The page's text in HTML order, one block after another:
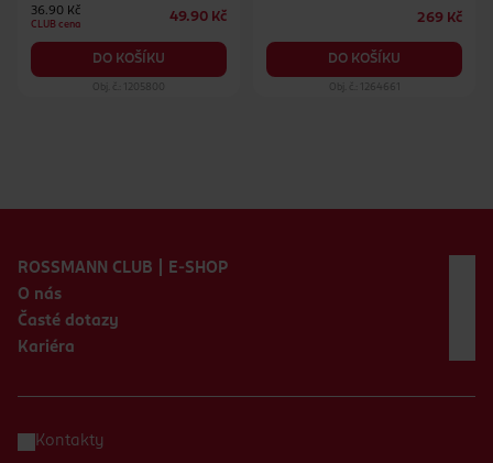
36.90 Kč
CLUB cena
49.90 Kč
DO KOŠÍKU
Obj. č.: 1205800
269 Kč
DO KOŠÍKU
Obj. č.: 1264661
ROSSMANN CLUB | E-SHOP
O nás
Časté dotazy
Kariéra
Kontakty